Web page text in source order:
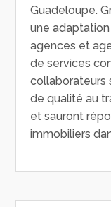
Guadeloupe.
une
agences et
de services
collaborateurs
de qualité au
et sauront
immobiliers